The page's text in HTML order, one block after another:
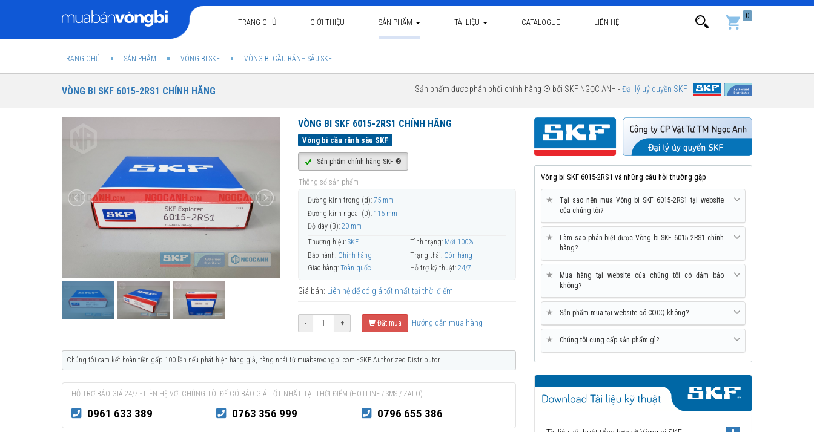
TRANG CHỦ GIỚI THIỆU SẢN PHẨM TÀI LIỆU CATALOGUE LIÊN HỆ
0
TRANG CHỦ SẢN PHẨM VÒNG BI SKF VÒNG BI CẦU RÃNH SÂU SKF
VÒNG BI SKF 6015-2RS1 CHÍNH HÃNG Sản phẩm được phân phối chính hãng ® bởi SKF NGỌC ANH -Đại lý uỷ quyền SKF
VÒNG BI SKF 6015-2RS1 CHÍNH HÃNG
Vòng bi cầu rãnh sâu SKF
Sản phẩm chính hãng SKF ®
Thông số sản phẩm
Đường kính trong (d): 75 mm
Đường kính ngoài (D): 115 mm
Độ dày (B): 20 mm
Thương hiệu: SKF Tình trạng: Mới 100%
Bảo hành: Chính hãng Trạng thái: Còn hàng
Giao hàng: Toàn quốc Hỗ trợ kỹ thuật: 24/7
Giá bán: Liên hệ để có giá tốt nhất tại thời điểm
- + Đặt mua Hướng dẫn mua hàng
Chúng tôi cam kết hoàn tiền gấp 100 lần nếu phát hiện hàng giả, hàng nhái từ muabanvongbi.com - SKF Authorized Distributor.
HỖ TRỢ BÁO GIÁ 24/7 - LIÊN HỆ VỚI CHÚNG TÔI ĐỂ CÓ BÁO GIÁ TỐT NHẤT TẠI THỜI ĐIỂM (HOTLINE / SMS / ZALO)
0961 633 389 0763 356 999 0796 655 386
Vòng bi SKF 6015-2RS1 và những câu hỏi thường gặp
★
Tại sao nên mua Vòng bi SKF 6015-2RS1 tại website
của chúng tôi?
★
Làm sao phân biệt được Vòng bi SKF 6015-2RS1 chính
hãng?
★
Mua hàng tại website của chúng tôi có đảm bảo
không?
★ Sản phẩm mua tại website có COCQ không?
★ Chúng tôi cung cấp sản phẩm gì?